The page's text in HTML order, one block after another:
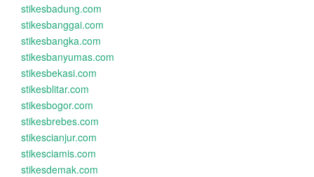
stikesbadung.com
stikesbanggai.com
stikesbangka.com
stikesbanyumas.com
stikesbekasi.com
stikesblitar.com
stikesbogor.com
stikesbrebes.com
stikescianjur.com
stikesciamis.com
stikesdemak.com